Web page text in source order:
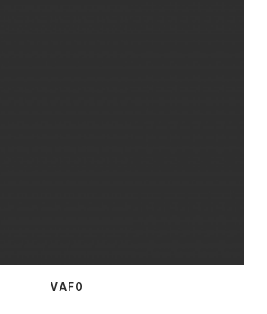
VAFO